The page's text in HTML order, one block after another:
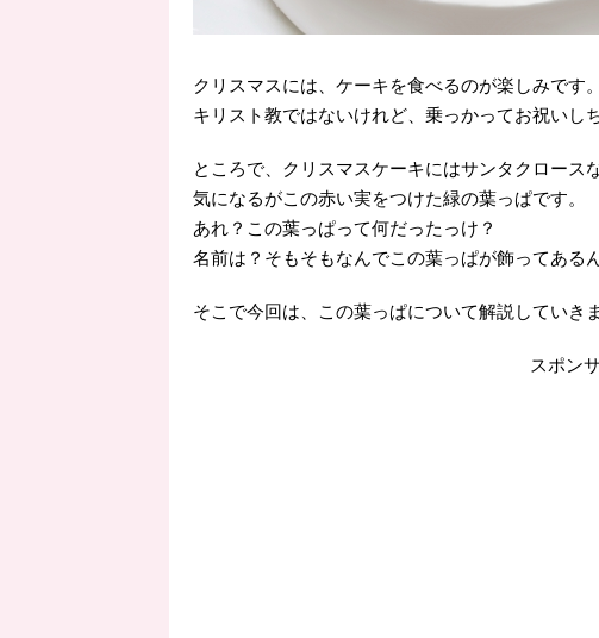
クリスマスには、ケーキを食べるのが楽しみです。
キリスト教ではないけれど、乗っかってお祝いし
ところで、クリスマスケーキにはサンタクロース
気になるがこの赤い実をつけた緑の葉っぱです。
あれ？この葉っぱって何だったっけ？
名前は？そもそもなんでこの葉っぱが飾ってある
そこで今回は、この葉っぱについて解説していきま
スポン